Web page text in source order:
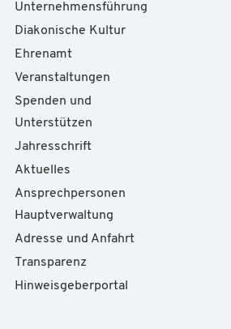
Unternehmensführung
Diakonische Kultur
Ehrenamt
Veranstaltungen
Spenden und
Unterstützen
Jahresschrift
Aktuelles
Ansprechpersonen
Hauptverwaltung
Adresse und Anfahrt
Transparenz
Hinweisgeberportal